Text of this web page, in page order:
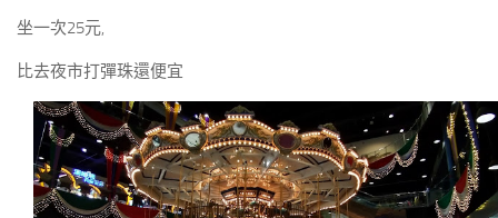
坐一次25元,
比去夜市打彈珠還便宜